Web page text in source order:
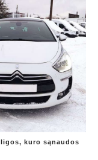
kuro sąnaudos